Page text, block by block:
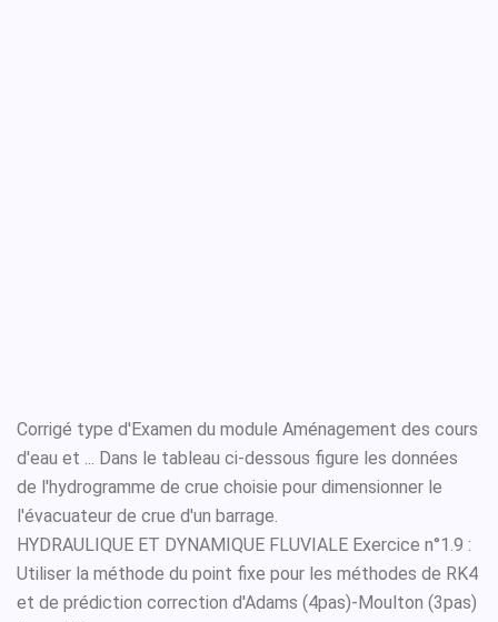
Corrigé type d'Examen du module Aménagement des cours
d'eau et ... Dans le tableau ci-dessous figure les données
de l'hydrogramme de crue choisie pour dimensionner le
l'évacuateur de crue d'un barrage.
HYDRAULIQUE ET DYNAMIQUE FLUVIALE Exercice n°1.9 :
Utiliser la méthode du point fixe pour les méthodes de RK4
et de prédiction correction d'Adams (4pas)-Moulton (3pas)